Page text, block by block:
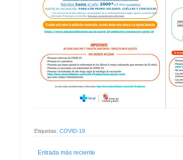
Etiquetas: COVID-19
Entrada más reciente